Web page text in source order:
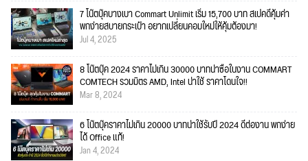
7 โน๊ตบุ๊คบางเบา Commart Unlimit เริ่ม 15,700 บาท สเปคดีคุ้มค่า
พกง่ายสบายกระเป๋า อยากเปลี่ยนคอมใหม่ให้คุ้มต้องมา!
Jul 4, 2025
8 โน๊ตบุ๊ค 2024 ราคาไม่เกิน 30000 บาทน่าซื้อในงาน COMMART
COMTECH รวมมิตร AMD, Intel น่าใช้ ราคาโดนใจ!!
Mar 8, 2024
6 โน๊ตบุ๊คราคาไม่เกิน 20000 บาทน่าใช้รับปี 2024 ดีต่องาน พกง่าย
ได้ Office แท้!
Jan 4, 2024